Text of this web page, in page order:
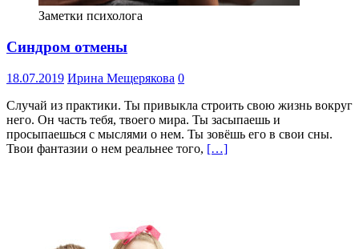
Заметки психолога
Синдром отмены
18.07.2019 Ирина Мещерякова 0
Случай из практики. Ты привыкла строить свою жизнь вокруг
него. Он часть тебя, твоего мира. Ты засыпаешь и
просыпаешься с мыслями о нем. Ты зовёшь его в свои сны.
Твои фантазии о нем реальнее того, […]